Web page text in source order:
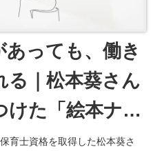
あっても、働き
る｜松本葵さん
けた「絵本ナビ
という道
育士資格を取得した松本葵さ